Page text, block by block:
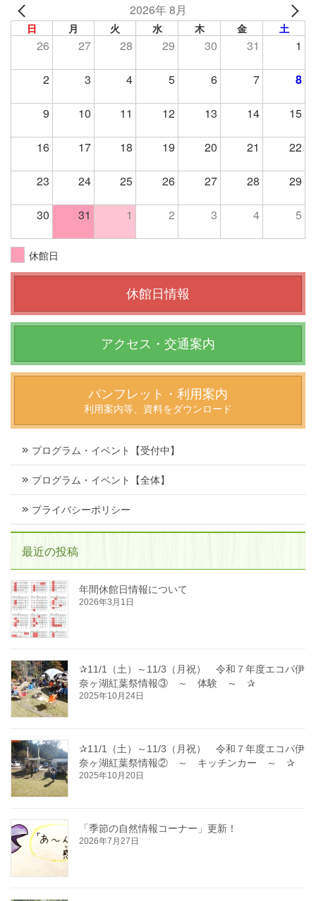
2026年 8月
日 月 火 水 木 金 土
26 27 28 29 30 31 1
2 3 4 5 6 7 8
9 10 11 12 13 14 15
16 17 18 19 20 21 22
23 24 25 26 27 28 29
30 31 1 2 3 4 5
休館日
休館日情報
アクセス・交通案内
パンフレット・利用案内
利用案内等、資料をダウンロード
プログラム・イベント【受付中】
プログラム・イベント【全体】
プライバシーポリシー
最近の投稿
年間休館日情報について
2026年3月1日
✰11/1（土）～11/3（月祝） 令和７年度エコパ伊
奈ヶ湖紅葉祭情報③ ～ 体験 ～ ✰
2025年10月24日
✰11/1（土）～11/3（月祝） 令和７年度エコパ伊
奈ヶ湖紅葉祭情報② ～ キッチンカー ～ ✰
2025年10月20日
「季節の自然情報コーナー」更新！
2026年7月27日